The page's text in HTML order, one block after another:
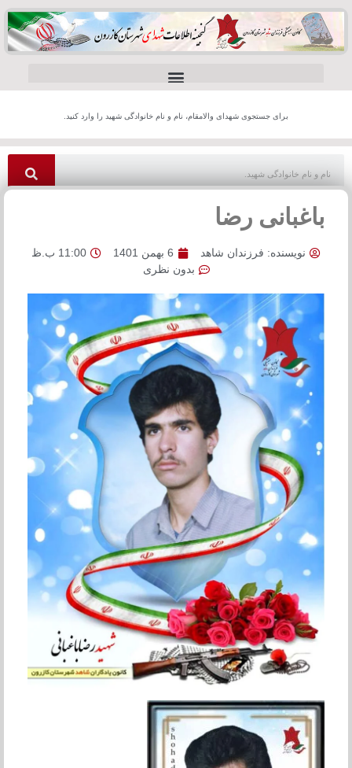
برای جستجوی شهدای والامقام، نام و نام خانوادگی شهید را وارد کنید.
باغبانی رضا
نویسنده: فرزندان شاهد 6 بهمن 1401
11:00 ب.ظ
بدون نظری